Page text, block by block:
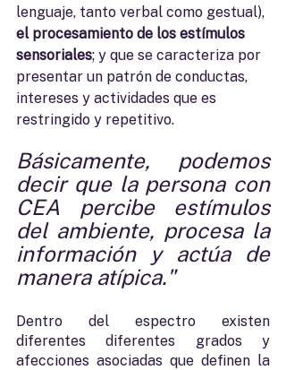
lenguaje, tanto verbal como gestual),
el procesamiento de los estímulos
sensoriales; y que se caracteriza por
presentar un patrón de conductas,
intereses y actividades que es
restringido y repetitivo.
Básicamente, podemos
decir que la persona con
CEA percibe estímulos
del ambiente, procesa la
información y actúa de
manera atípica."
Dentro del espectro existen
diferentes diferentes grados y
afecciones asociadas que definen la